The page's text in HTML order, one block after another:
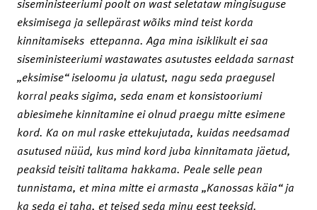
eksimisega ja sellepärast wõiks mind teist korda
kinnitamiseks ettepanna. Aga mina isiklikult ei saa
siseministeeriumi wastawates asutustes eeldada sarnast
„eksimise“ iseloomu ja ulatust, nagu seda praegusel
korral peaks sigima, seda enam et konsistooriumi
abiesimehe kinnitamine ei olnud praegu mitte esimene
kord. Ka on mul raske ettekujutada, kuidas needsamad
asutused nüüd, kus mind kord juba kinnitamata jäetud,
peaksid teisiti talitama hakkama. Peale selle pean
tunnistama, et mina mitte ei armasta „Kanossas käia“ ja
ka seda ei taha, et teised seda minu eest teeksid.